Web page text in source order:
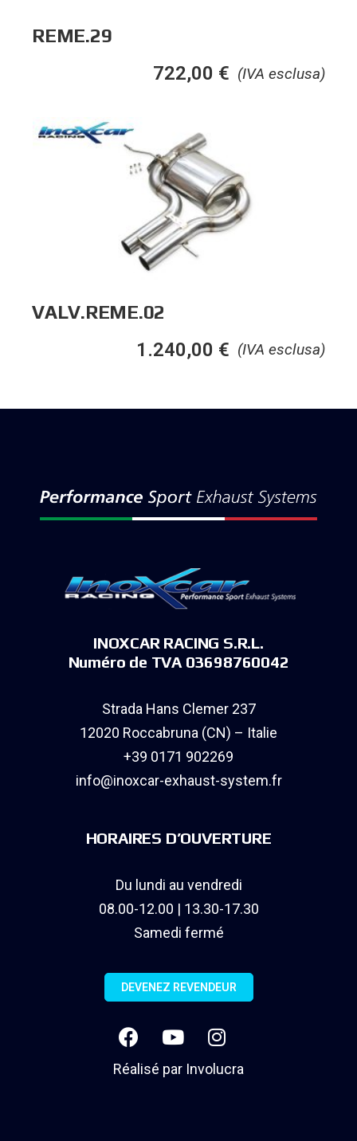
REME.29
(IVA esclusa)
722,00 €
VALV.REME.02
(IVA esclusa)
1.240,00 €
INOXCAR RACING S.R.L.
Numéro de TVA 03698760042
Strada Hans Clemer 237
12020 Roccabruna (CN) – Italie
+39 0171 902269
info@inoxcar-exhaust-system.fr
HORAIRES D’OUVERTURE
Du lundi au vendredi
08.00-12.00 | 13.30-17.30
Samedi fermé
DEVENEZ REVENDEUR
Réalisé par Involucra